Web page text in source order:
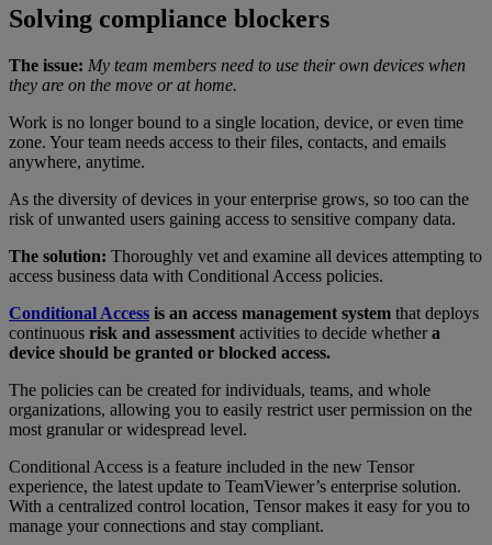
Solving compliance blockers
The issue: My team members need to use their own devices when
they are on the move or at home.
Work is no longer bound to a single location, device, or even time
zone. Your team needs access to their files, contacts, and emails
anywhere, anytime.
As the diversity of devices in your enterprise grows, so too can the
risk of unwanted users gaining access to sensitive company data.
The solution: Thoroughly vet and examine all devices attempting to
access business data with Conditional Access policies.
Conditional Access is an access management system that deploys
continuous risk and assessment activities to decide whethera
device should be granted or blocked access.
The policies can be created for individuals, teams, and whole
organizations, allowing you to easily restrict user permission on the
most granular or widespread level.
Conditional Access is a feature included in the new Tensor
experience, the latest update to TeamViewer’s enterprise solution.
With a centralized control location, Tensor makes it easy for you to
manage your connections and stay compliant.